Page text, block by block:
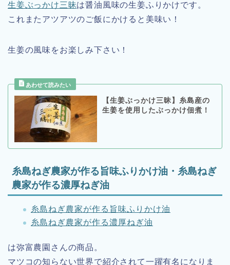
生姜ぶっかけ三昧は醤油風味の生姜ふりかけです。
これまたアツアツのご飯にかけると美味い！
生姜の風味をお楽しみ下さい！
【生姜ぶっかけ三昧】糸島産の
生姜を使用したぶっかけ佃煮！
糸島ねぎ農家が作る旨味ふりかけ油・糸島ねぎ
農家が作る濃厚ねぎ油
糸島ねぎ農家が作る旨味ふりかけ油
糸島ねぎ農家が作る濃厚ねぎ油
は弥富農園さんの商品。
マツコの知らない世界で紹介されて一躍有名になりま